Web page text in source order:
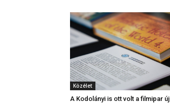
Közélet
A Kodolányi is ott volt a filmipar új